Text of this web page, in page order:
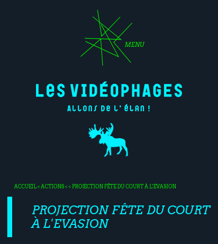
MENU
Allons de l'élan !
ACCUEIL<ACTIONS< < PROJECTION FÊTE DU COURT À L'EVASION
PROJECTION FÊTE DU COURT
À L'EVASION